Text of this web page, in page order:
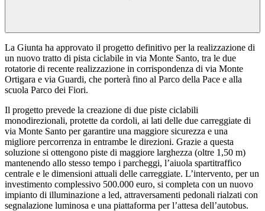
La Giunta ha approvato il progetto definitivo per la realizzazione di
un nuovo tratto di pista ciclabile in via Monte Santo, tra le due
rotatorie di recente realizzazione in corrispondenza di via Monte
Ortigara e via Guardi, che porterà fino al Parco della Pace e alla
scuola Parco dei Fiori.
Il progetto prevede la creazione di due piste ciclabili
monodirezionali, protette da cordoli, ai lati delle due carreggiate di
via Monte Santo per garantire una maggiore sicurezza e una
migliore percorrenza in entrambe le direzioni. Grazie a questa
soluzione si ottengono piste di maggiore larghezza (oltre 1,50 m)
mantenendo allo stesso tempo i parcheggi, l’aiuola spartitraffico
centrale e le dimensioni attuali delle carreggiate. L’intervento, per un
investimento complessivo 500.000 euro, si completa con un nuovo
impianto di illuminazione a led, attraversamenti pedonali rialzati con
segnalazione luminosa e una piattaforma per l’attesa dell’autobus.